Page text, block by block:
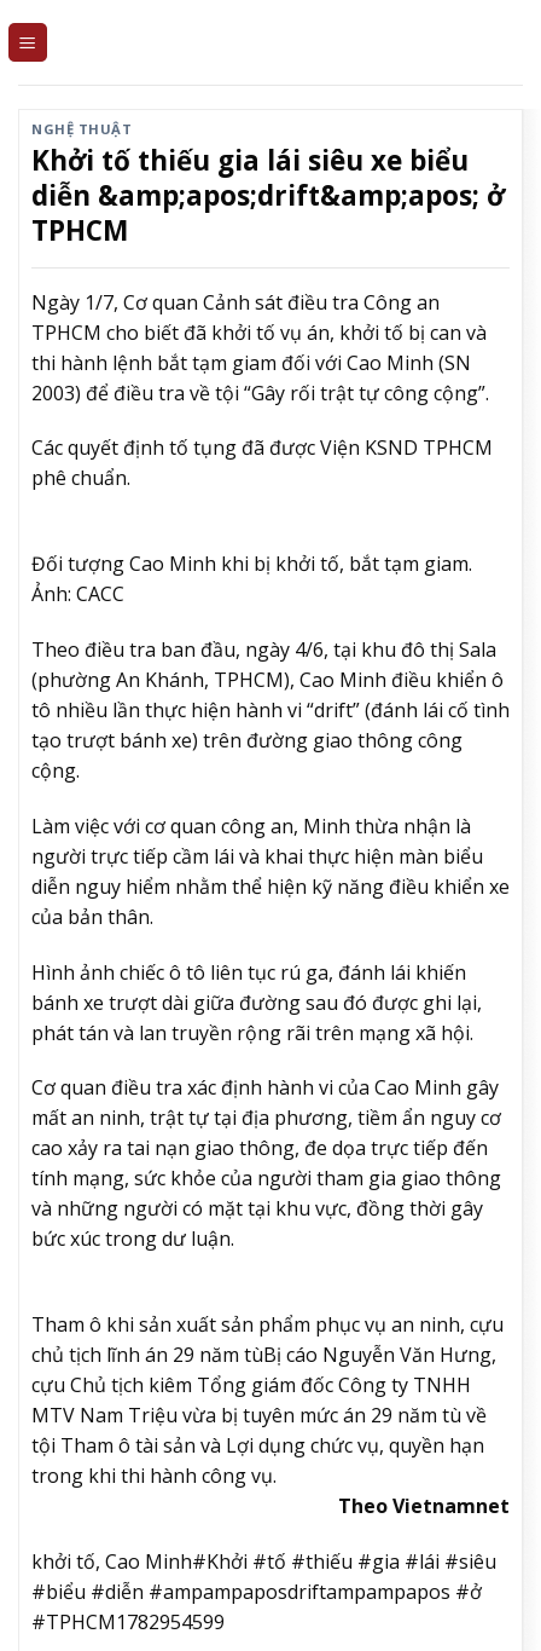
NGHỆ THUẬT
Khởi tố thiếu gia lái siêu xe biểu
diễn &amp;apos;drift&amp;apos; ở
TPHCM
Ngày 1/7, Cơ quan Cảnh sát điều tra Công an
TPHCM cho biết đã khởi tố vụ án, khởi tố bị can và
thi hành lệnh bắt tạm giam đối với Cao Minh (SN
2003) để điều tra về tội “Gây rối trật tự công cộng”.
Các quyết định tố tụng đã được Viện KSND TPHCM
phê chuẩn.
Đối tượng Cao Minh khi bị khởi tố, bắt tạm giam.
Ảnh: CACC
Theo điều tra ban đầu, ngày 4/6, tại khu đô thị Sala
(phường An Khánh, TPHCM), Cao Minh điều khiển ô
tô nhiều lần thực hiện hành vi “drift” (đánh lái cố tình
tạo trượt bánh xe) trên đường giao thông công
cộng.
Làm việc với cơ quan công an, Minh thừa nhận là
người trực tiếp cầm lái và khai thực hiện màn biểu
diễn nguy hiểm nhằm thể hiện kỹ năng điều khiển xe
của bản thân.
Hình ảnh chiếc ô tô liên tục rú ga, đánh lái khiến
bánh xe trượt dài giữa đường sau đó được ghi lại,
phát tán và lan truyền rộng rãi trên mạng xã hội.
Cơ quan điều tra xác định hành vi của Cao Minh gây
mất an ninh, trật tự tại địa phương, tiềm ẩn nguy cơ
cao xảy ra tai nạn giao thông, đe dọa trực tiếp đến
tính mạng, sức khỏe của người tham gia giao thông
và những người có mặt tại khu vực, đồng thời gây
bức xúc trong dư luận.
Tham ô khi sản xuất sản phẩm phục vụ an ninh, cựu
chủ tịch lĩnh án 29 năm tùBị cáo Nguyễn Văn Hưng,
cựu Chủ tịch kiêm Tổng giám đốc Công ty TNHH
MTV Nam Triệu vừa bị tuyên mức án 29 năm tù về
tội Tham ô tài sản và Lợi dụng chức vụ, quyền hạn
trong khi thi hành công vụ.
Theo Vietnamnet
khởi tố, Cao Minh#Khởi #tố #thiếu #gia #lái #siêu
#biểu #diễn #ampampaposdriftampampapos #ở
#TPHCM1782954599